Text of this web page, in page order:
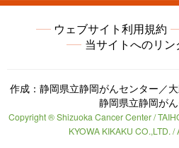
ウェブサイト利用規約
当サイトへのリン
作成：静岡県立静岡がんセンター／
静岡県立静岡が
Copyright ® Shizuoka Cancer Center /
KYOWA KIKAKU CO.,LTD.